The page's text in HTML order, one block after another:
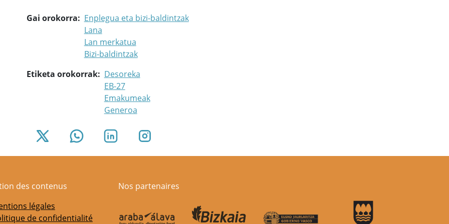
Gai orokorra
Enplegua eta bizi-baldintzak
Lana
Lan merkatua
Bizi-baldintzak
Etiketa orokorrak
Desoreka
EB-27
Emakumeak
Generoa
des contenus
légales
de confidentialité
Nos partenaires